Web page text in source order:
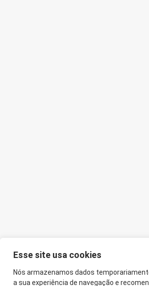
Esse site usa cookies
Nós armazenamos dados
a sua experiência de navegação e